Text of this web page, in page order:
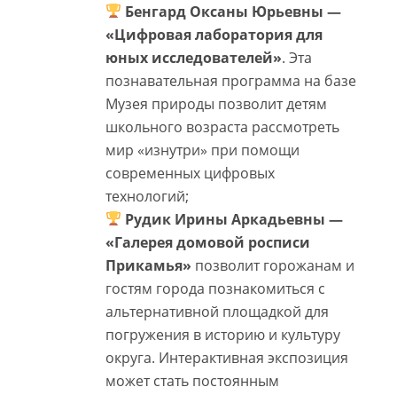
Бенгард Оксаны Юрьевны —
«Цифровая лаборатория для
юных исследователей». Эта
познавательная программа на базе
Музея природы позволит детям
школьного возраста рассмотреть
мир «изнутри» при помощи
современных цифровых
технологий;
Рудик Ирины Аркадьевны —
«Галерея домовой росписи
Прикамья» позволит горожанам и
гостям города познакомиться с
альтернативной площадкой для
погружения в историю и культуру
округа. Интерактивная экспозиция
может стать постоянным